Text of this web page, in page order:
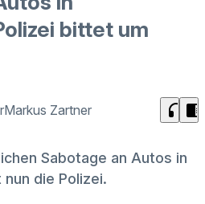
bittet um
Markus Zartner headphones chrome_reader_mode
Sabotage an Autos in
die Polizei.